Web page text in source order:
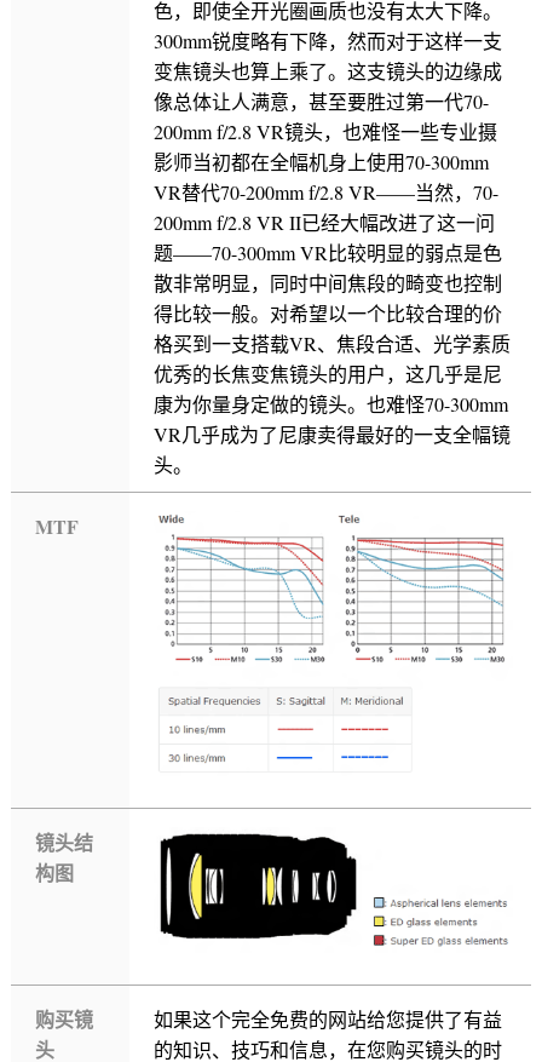
色，即使全开光圈画质也没有太大下降。
300mm锐度略有下降，然而对于这样一支
变焦镜头也算上乘了。这支镜头的边缘成
像总体让人满意，甚至要胜过第一代70-
200mm f/2.8 VR镜头，也难怪一些专业摄
影师当初都在全幅机身上使用70-300mm
VR替代70-200mm f/2.8 VR——当然，70-
200mm f/2.8 VR II已经大幅改进了这一问
题——70-300mm VR比较明显的弱点是色
散非常明显，同时中间焦段的畸变也控制
得比较一般。对希望以一个比较合理的价
格买到一支搭载VR、焦段合适、光学素质
优秀的长焦变焦镜头的用户，这几乎是尼
康为你量身定做的镜头。也难怪70-300mm
VR几乎成为了尼康卖得最好的一支全幅镜
头。
MTF
镜头结
构图
购买镜
头
如果这个完全免费的网站给您提供了有益
的知识、技巧和信息，在您购买镜头的时